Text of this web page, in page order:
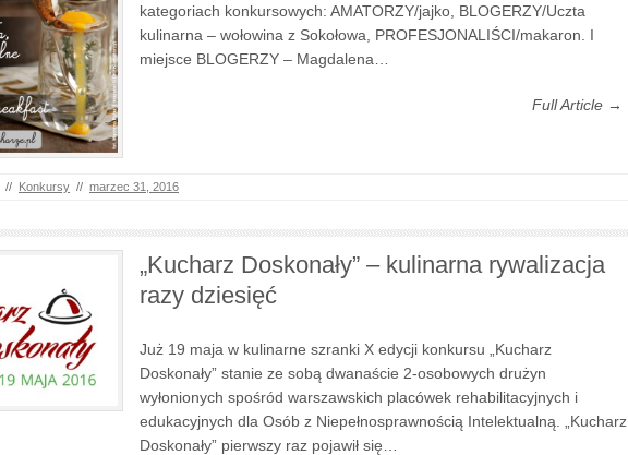
kategoriach konkursowych: AMATORZY/jajko, BLOGERZY/Uczta
kulinarna – wołowina z Sokołowa, PROFESJONALIŚCI/makaron. I
miejsce BLOGERZY – Magdalena…
Full Article →
// Konkursy // marzec 31, 2016
„Kucharz Doskonały” – kulinarna rywalizacja
razy dziesięć
Już 19 maja w kulinarne szranki X edycji konkursu „Kucharz
Doskonały” stanie ze sobą dwanaście 2-osobowych drużyn
wyłonionych spośród warszawskich placówek rehabilitacyjnych i
edukacyjnych dla Osób z Niepełnosprawnością Intelektualną. „Kucharz
Doskonały” pierwszy raz pojawił się…